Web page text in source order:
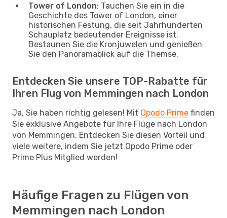
Tower of London: Tauchen Sie ein in die
Geschichte des Tower of London, einer
historischen Festung, die seit Jahrhunderten
Schauplatz bedeutender Ereignisse ist.
Bestaunen Sie die Kronjuwelen und genießen
Sie den Panoramablick auf die Themse.
Entdecken Sie unsere TOP-Rabatte für
Ihren Flug von Memmingen nach London
Ja, Sie haben richtig gelesen! Mit Opodo Prime finden
Sie exklusive Angebote für Ihre Flüge nach London
von Memmingen. Entdecken Sie diesen Vorteil und
viele weitere, indem Sie jetzt Opodo Prime oder
Prime Plus Mitglied werden!
Häufige Fragen zu Flügen von
Memmingen nach London